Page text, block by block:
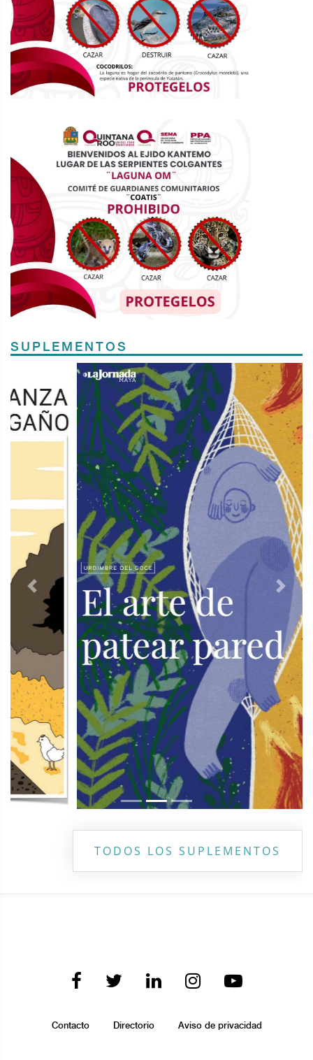
SUPLEMENTOS
Previous Next
TODOS LOS SUPLEMENTOS
Contacto Directorio Aviso de privacidad